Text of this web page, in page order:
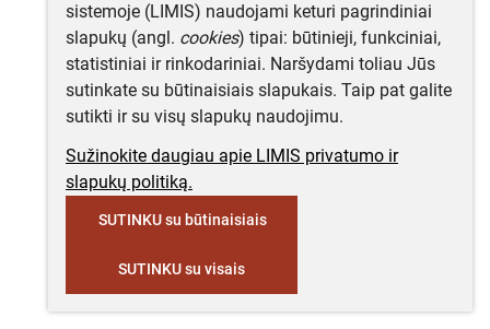
sistemoje (LIMIS) naudojami keturi pagrindiniai
slapukų (angl. cookies) tipai: būtinieji, funkciniai,
statistiniai ir rinkodariniai. Naršydami toliau Jūs
sutinkate su būtinaisiais slapukais. Taip pat galite
sutikti ir su visų slapukų naudojimu.
Sužinokite daugiau apie LIMIS privatumo ir
slapukų politiką.
SUTINKU su būtinaisiais
SUTINKU su visais